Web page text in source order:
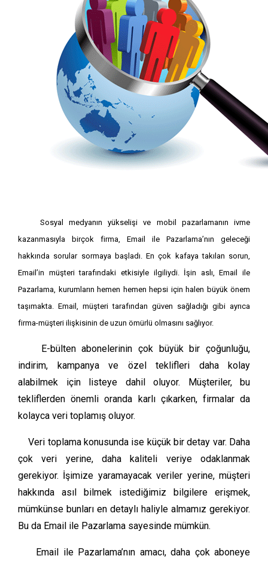
Sosyal medyanın yükselişi ve mobil pazarlamanın ivme
kazanmasıyla birçok firma, Email ile Pazarlama’nın geleceği
hakkında sorular sormaya başladı. En çok kafaya takılan sorun,
Email’in müşteri tarafındaki etkisiyle ilgiliydi. İşin aslı, Email ile
Pazarlama, kurumların hemen hemen hepsi için halen büyük önem
taşımakta. Email, müşteri tarafından güven sağladığı gibi ayrıca
firma-müşteri ilişkisinin de uzun ömürlü olmasını sağlıyor.
E-bülten abonelerinin çok büyük bir çoğunluğu,
indirim, kampanya ve özel teklifleri daha kolay
alabilmek için listeye dahil oluyor. Müşteriler, bu
tekliflerden önemli oranda karlı çıkarken, firmalar da
kolayca veri toplamış oluyor.
Veri toplama konusunda ise küçük bir detay var. Daha
çok veri yerine, daha kaliteli veriye odaklanmak
gerekiyor. İşimize yaramayacak veriler yerine, müşteri
hakkında asıl bilmek istediğimiz bilgilere erişmek,
mümkünse bunları en detaylı haliyle almamız gerekiyor.
Bu da Email ile Pazarlama sayesinde mümkün.
Email ile Pazarlama’nın amacı, daha çok aboneye